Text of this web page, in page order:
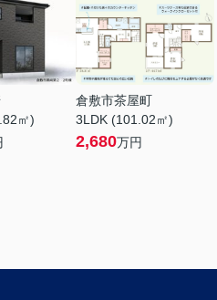
㎡)
倉敷市茶屋町
3LDK (101.02㎡)
2,680万円